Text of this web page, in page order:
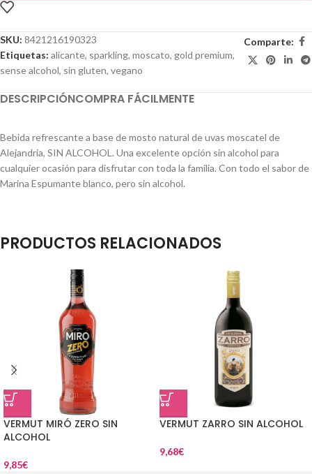
SKU: 8421216190323
Etiquetas: alicante, sparkling, moscato, gold premium,
sense alcohol, sin gluten, vegano
Comparte:
DESCRIPCIÓNCOMPRA FÁCILMENTE
Bebida refrescante a base de mosto natural de uvas moscatel de
Alejandria, SIN ALCOHOL. Una excelente opción sin alcohol para
cualquier ocasión para disfrutar con toda la familia. Con todo el sabor de
Marina Espumante blanco, pero sin alcohol.
PRODUCTOS RELACIONADOS
VERMUT MIRÓ ZERO SIN
ALCOHOL
9,85€
VERMUT ZARRO SIN ALCOHOL
9,68€